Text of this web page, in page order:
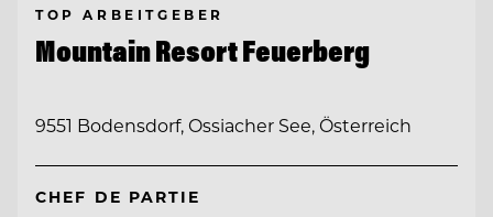
TOP ARBEITGEBER
Mountain Resort Feuerberg
9551 Bodensdorf, Ossiacher See, Österreich
CHEF DE PARTIE